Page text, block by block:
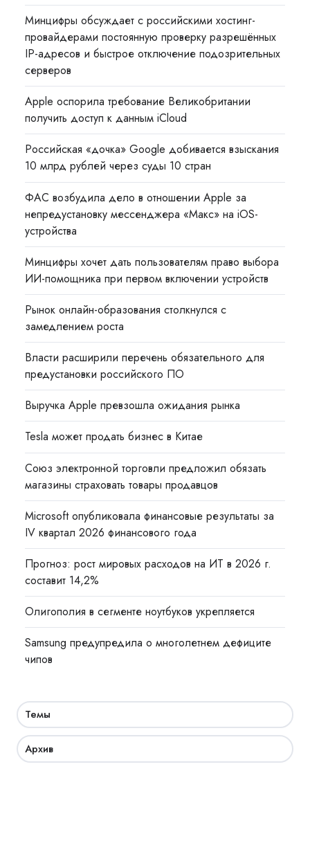
Минцифры обсуждает с российскими хостинг-
провайдерами постоянную проверку разрешённых
IP-адресов и быстрое отключение подозрительных
серверов
Apple оспорила требование Великобритании
получить доступ к данным iCloud
Российская «дочка» Google добивается взыскания
10 млрд рублей через суды 10 стран
ФАС возбудила дело в отношении Apple за
непредустановку мессенджера «Макс» на iOS-
устройства
Минцифры хочет дать пользователям право выбора
ИИ-помощника при первом включении устройств
Рынок онлайн-образования столкнулся с
замедлением роста
Власти расширили перечень обязательного для
предустановки российского ПО
Выручка Apple превзошла ожидания рынка
Tesla может продать бизнес в Китае
Союз электронной торговли предложил обязать
магазины страховать товары продавцов
Microsoft опубликовала финансовые результаты за
IV квартал 2026 финансового года
Прогноз: рост мировых расходов на ИТ в 2026 г.
составит 14,2%
Олигополия в сегменте ноутбуков укрепляется
Samsung предупредила о многолетнем дефиците
чипов
Темы
Архив